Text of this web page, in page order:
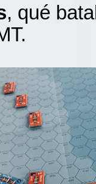
, qué